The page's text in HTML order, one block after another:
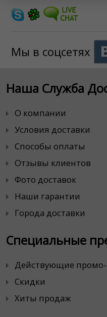
Мы в соцсетях
Наша Служба
О компании
Условия доставки
Способы оплаты
Отзывы клиентов
Фото доставок
Наши гарантии
Города доставки
Специальные
Действующие
Скидки
Хиты продаж